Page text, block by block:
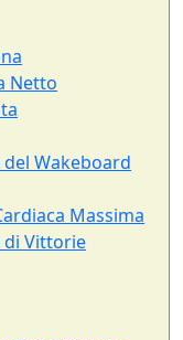
Netto
Wakeboard
Massima
di Vittorie